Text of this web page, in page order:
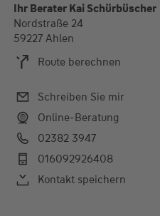
Ihr Berater Kai Schürbüscher
Nordstraße 24
59227 Ahlen
Route berechnen
Schreiben Sie mir
Online-Beratung
02382 3947
016092926408
Kontakt speichern